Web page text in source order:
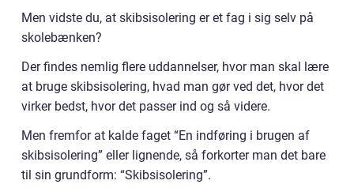
Men vidste du, at skibsisolering er et fag i sig selv på
skolebænken?
Der findes nemlig flere uddannelser, hvor man skal lære
at bruge skibsisolering, hvad man gør ved det, hvor det
virker bedst, hvor det passer ind og så videre.
Men fremfor at kalde faget “En indføring i brugen af
skibsisolering” eller lignende, så forkorter man det bare
til sin grundform: “Skibsisolering”.